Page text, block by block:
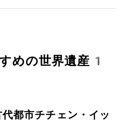
めの世界遺産1
都市チチェン・イッ